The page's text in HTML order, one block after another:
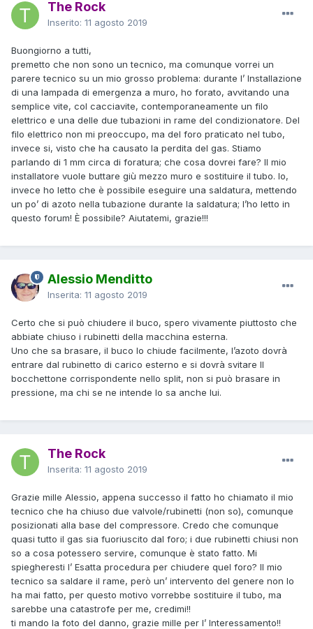
The Rock
Inserito: 11 agosto 2019
Buongiorno a tutti,
premetto che non sono un tecnico, ma comunque vorrei un
parere tecnico su un mio grosso problema: durante l’ Installazione
di una lampada di emergenza a muro, ho forato, avvitando una
semplice vite, col cacciavite, contemporaneamente un filo
elettrico e una delle due tubazioni in rame del condizionatore. Del
filo elettrico non mi preoccupo, ma del foro praticato nel tubo,
invece si, visto che ha causato la perdita del gas. Stiamo
parlando di 1 mm circa di foratura; che cosa dovrei fare? Il mio
installatore vuole buttare giù mezzo muro e sostituire il tubo. Io,
invece ho letto che è possibile eseguire una saldatura, mettendo
un po’ di azoto nella tubazione durante la saldatura; l’ho letto in
questo forum! È possibile? Aiutatemi, grazie!!!
Alessio Menditto
Inserita: 11 agosto 2019
Certo che si può chiudere il buco, spero vivamente piuttosto che
abbiate chiuso i rubinetti della macchina esterna.
Uno che sa brasare, il buco lo chiude facilmente, l’azoto dovrà
entrare dal rubinetto di carico esterno e si dovrà svitare Il
bocchettone corrispondente nello split, non si può brasare in
pressione, ma chi se ne intende lo sa anche lui.
The Rock
Inserita: 11 agosto 2019
Grazie mille Alessio, appena successo il fatto ho chiamato il mio
tecnico che ha chiuso due valvole/rubinetti (non so), comunque
posizionati alla base del compressore. Credo che comunque
quasi tutto il gas sia fuoriuscito dal foro; i due rubinetti chiusi non
so a cosa potessero servire, comunque è stato fatto. Mi
spiegheresti l’ Esatta procedura per chiudere quel foro? Il mio
tecnico sa saldare il rame, però un’ intervento del genere non lo
ha mai fatto, per questo motivo vorrebbe sostituire il tubo, ma
sarebbe una catastrofe per me, credimi!!
ti mando la foto del danno, grazie mille per l’ Interessamento!!